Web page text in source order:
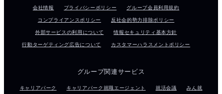
会社情報 プライバシーポリシー グループ会員利用規約
コンプライアンスポリシー 反社会的勢力排除ポリシー
外部サービスの利用について 情報セキュリティ基本方針
行動ターゲティング広告について カスタマーハラスメントポリシー